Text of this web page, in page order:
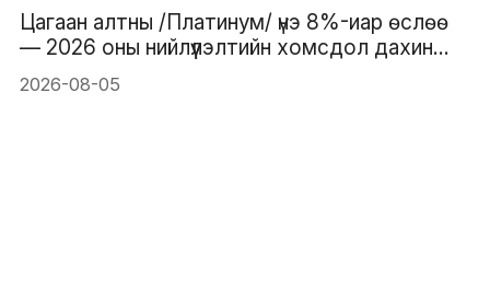
Цагаан алтны /Платинум/ үнэ 8%-иар өслөө
— 2026 оны нийлүүлэлтийн хомсдол дахин
анхаарлын төвд орж байна
2026-08-05